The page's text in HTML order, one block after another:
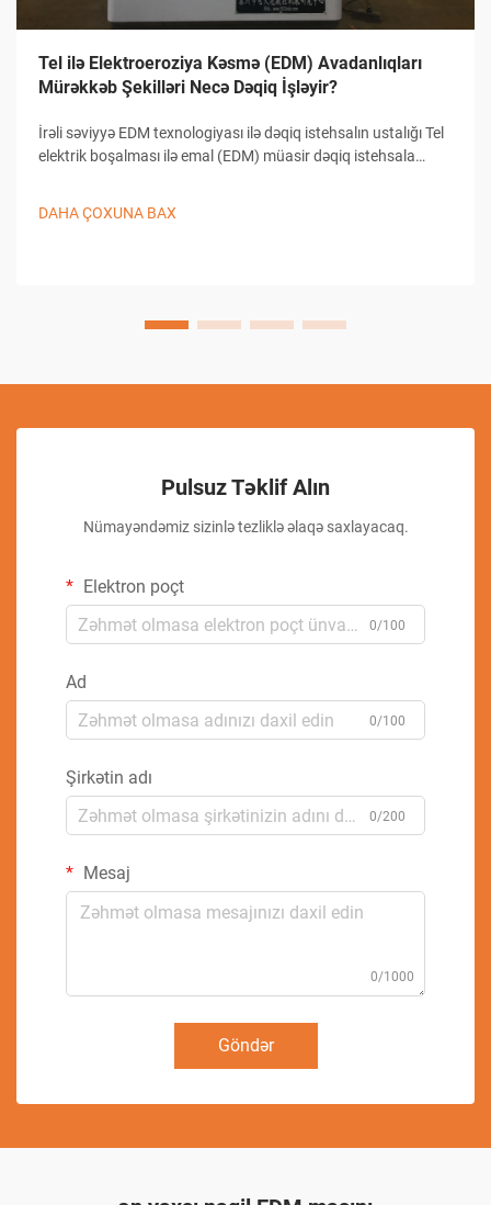
Tel ilə Elektroeroziya Kəsmə (EDM) Avadanlıqları
Mürəkkəb Şekilləri Necə Dəqiq İşləyir?
İrəli səviyyə EDM texnologiyası ilə dəqiq istehsalın ustalığı Tel
elektrik boşalması ilə emal (EDM) müasir dəqiq istehsala
təqdim edir...
DAHA ÇOXUNA BAX
Pulsuz Təklif Alın
Nümayəndəmiz sizinlə tezliklə əlaqə saxlayacaq.
Elektron poçt
0/100
Ad
0/100
Şirkətin adı
0/200
Mesaj
0/1000
Göndər